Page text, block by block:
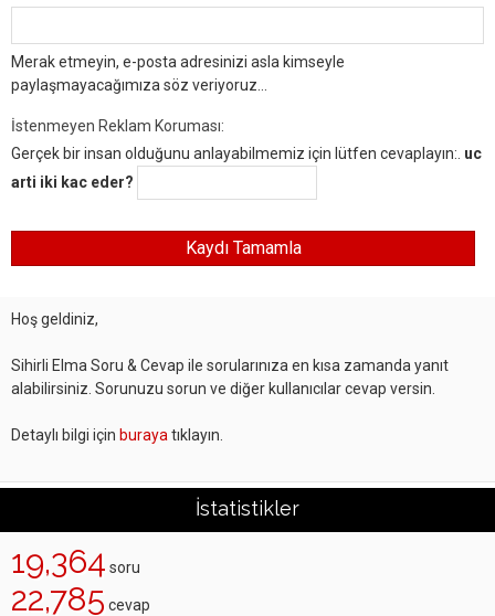
Merak etmeyin, e-posta adresinizi asla kimseyle
paylaşmayacağımıza söz veriyoruz...
İstenmeyen Reklam Koruması:
Gerçek bir insan olduğunu anlayabilmemiz için lütfen cevaplayın:. uc
arti iki kac eder?
Hoş geldiniz,
Sihirli Elma Soru & Cevap ile sorularınıza en kısa zamanda yanıt
alabilirsiniz. Sorunuzu sorun ve diğer kullanıcılar cevap versin.
Detaylı bilgi için buraya tıklayın.
İstatistikler
19,364 soru
22,785 cevap